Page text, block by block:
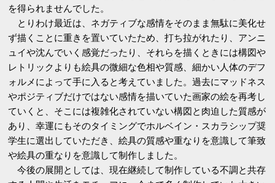
を得られませんでした。
とりわけ最近は、ネガティブな感情をそのまま無駄に美化せ
ず描くことに重きを置いていたため、打ち拉がれたり、アンニ
ュイや沈んでいく感覚だったり、それらを描くときには構図や
レトリックよりも絵具の微細な色相や質感、細かい人体のデフ
ォルメによって手に入ると考えていました。過去にマッドネス
やポジティブだけではない感情を描いていた画家の絵を再考し
ていくと、そこには複雑化されていない構図と肉迫した質感が
あり、幸運にもそのタイミングでホルベイン・スカラシップ奨
学生に選出していただき、絵具の質感や重なりを意識して筆致
や絵具の重なりを意識して制作しました。
今後の展開としては、現在継続して制作している不調と共存